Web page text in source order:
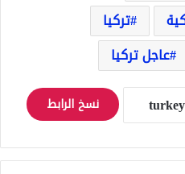
تركيا
عاجل تركيا
نسخ الرابط